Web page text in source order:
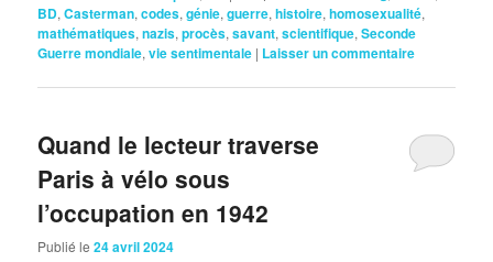
BD,Casterman,codes,génie,guerre,histoire,homosexualité,
mathématiques,nazis,procès,savant,scientifique,Seconde
Guerre mondiale,vie sentimentale | Laisser un commentaire
Quand le lecteur traverse
Paris à vélo sous
l’occupation en 1942
Publié le24 avril 2024